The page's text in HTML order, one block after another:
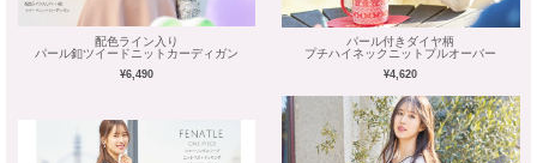
配色ライン入り
パール釦ツイードニットカーディガン
¥6,490
パール付きダイヤ柄
プチハイネックニットプルオーバー
¥4,620